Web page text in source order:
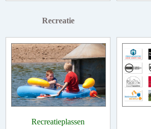
Recreatie
Recreatieplassen